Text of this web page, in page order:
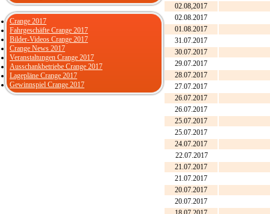
02.08,2017
02.08.2017
01.08.2017
31.07.2017
30.07.2017
29.07.2017
28.07.2017
27.07.2017
26.07.2017
26.07.2017
25.07.2017
25.07.2017
24.07.2017
22.07.2017
21.07.2017
21.07.2017
20.07.2017
20.07.2017
Crange 2017
Fahrgeschäfte Crange 2017
Bilder-Videos Crange 2017
Crange News 2017
Veranstaltungen Crange 2017
Ausschankbetriebe Crange 2017
Lagepläne Crange 2017
Gewinnspiel Crange 2017